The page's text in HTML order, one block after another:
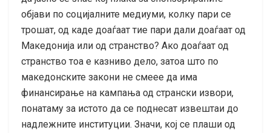
објави по социјалните медиуми, колку пари се
трошат, од каде доаѓаат тие пари дали доаѓаат од
Македонија или од странство? Ако доаѓаат од
странство тоа е казниво дело, затоа што по
македонските закони не смеее да има
финансирање на кампања од странски извори,
понатаму за истото да се поднесат извештаи до
надлежните институции. Значи, кој се плаши од